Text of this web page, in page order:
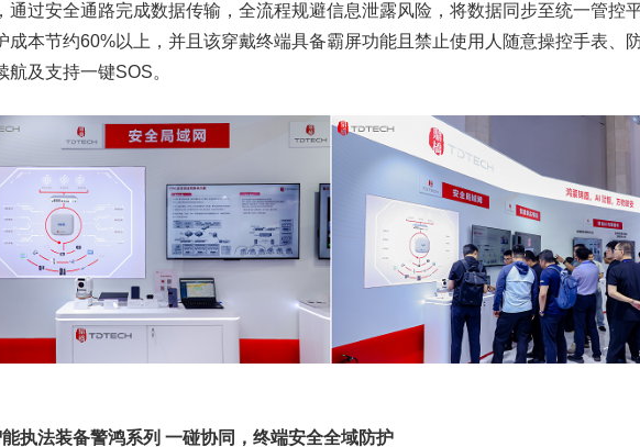
通过安全通路完成数据传输，全流程规避信息泄露风险，将数据同步至统一管控
成本节约60%以上，并且该穿戴终端具备霸屏功能且禁止使用人随意操控手表、防
航及支持一键SOS。
执法装备警鸿系列 一碰协同，终端安全全域防护